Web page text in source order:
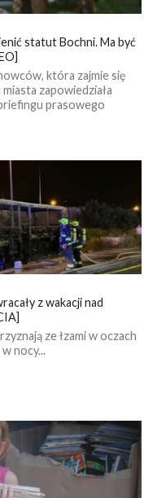
statut Bochni. Ma być
która zajmie się
zapowiedziała
prasowego
z wakacji nad
ze łzami w oczach
nocy...